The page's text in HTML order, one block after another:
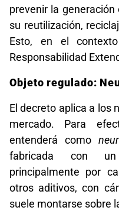
prevenir la
su reutilización,
Esto, en el
Responsabilidad
Objeto regulado:
El decreto aplica a los
mercado. Para
entenderá como
fabricada con un
principalmente por
otros aditivos, con
suele montarse sobre